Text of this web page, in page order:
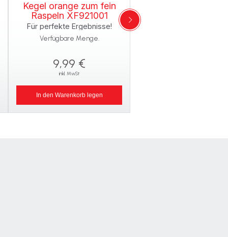
Kegel orange zum fein
Raspeln XF921001
Für perfekte Ergebnisse!
Verfügbare Menge.
9,99 €
inkl. MwSt
In den Warenkorb legen